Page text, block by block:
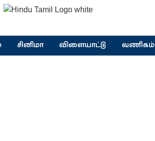
சினிமா விளையாட்டு வணிகம்